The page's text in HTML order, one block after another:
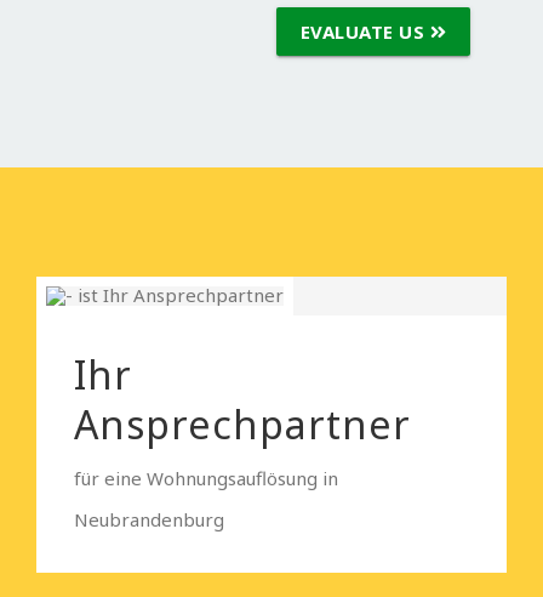
EVALUATE US
Ihr
Ansprechpartner
für eine Wohnungsauflösung in
Neubrandenburg